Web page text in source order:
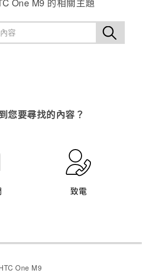
您要尋找的內容？
致電
One M9‎